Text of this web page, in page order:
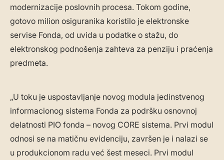
modernizacije poslovnih procesa. Tokom godine,
gotovo milion osiguranika koristilo je elektronske
servise Fonda, od uvida u podatke o stažu, do
elektronskog podnošenja zahteva za penziju i praćenja
predmeta.
„U toku je uspostavljanje novog modula jedinstvenog
informacionog sistema Fonda za podršku osnovnoj
delatnosti PIO fonda – novog CORE sistema. Prvi modul
odnosi se na matičnu evidenciju, završen je i nalazi se
u produkcionom radu već šest meseci. Prvi modul